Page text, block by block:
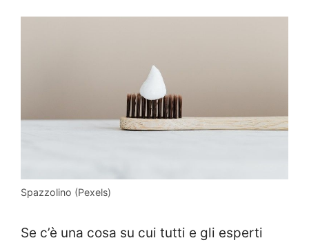
Spazzolino (Pexels)
Se c’è una cosa su cui tutti e gli esperti